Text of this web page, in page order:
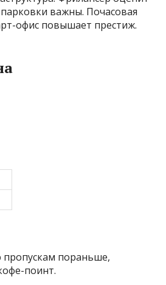
важны. Почасовая
офис повышает престиж.
пораньше,
поинт.